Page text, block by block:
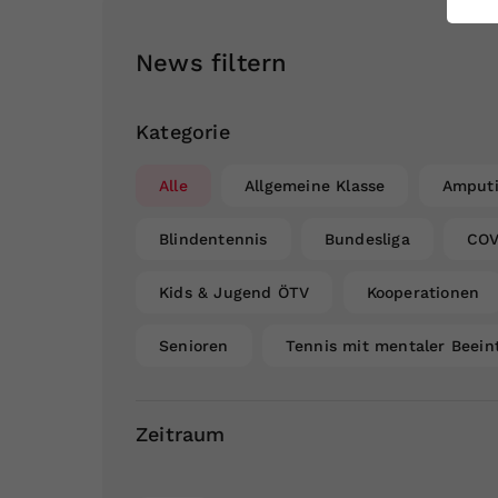
News filtern
Kategorie
Alle Allgemeine Klasse
Blindentennis Bundesliga
Kids & Jugend ÖTV Kooperationen
Senioren Tennis mit mentaler
Zeitraum